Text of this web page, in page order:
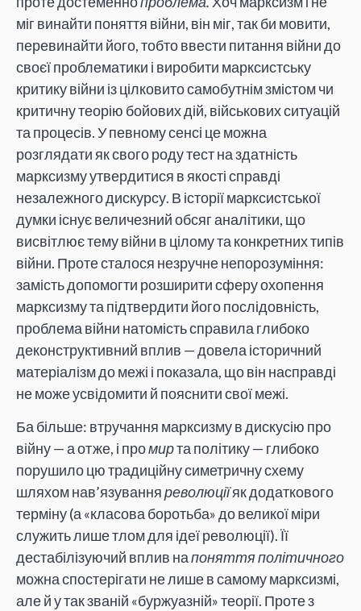
міг винайти поняття війни, він міг, так би мовити,
перевинайти його, тобто ввести питання війни до
своєї проблематики і виробити марксистську
критику війни із цілковито самобутнім змістом чи
критичну теорію бойових дій, військових ситуацій
та процесів. У певному сенсі це можна
розглядати як свого роду тест на здатність
марксизму утвердитися в якості справді
незалежного дискурсу. В історії марксистської
думки існує величезний обсяг аналітики, що
висвітлює тему війни в цілому та конкретних типів
війни. Проте сталося незручне непорозуміння:
замість допомогти розширити сферу охопення
марксизму та підтвердити його послідовність,
проблема війни натомість справила глибоко
деконструктивний вплив — довела історичний
матеріалізм до межі і показала, що він насправді
не може усвідомити й пояснити свої межі.
Ба більше: втручання марксизму в дискусію про
війну — а отже, і промирта політику — глибоко
порушило цю традиційну симетричну схему
шляхом нав’язуванняреволюціїяк додаткового
терміну (а «класова боротьба» до великої міри
служить лише тлом для ідеї революції). Її
дестабілізуючий вплив напоняття політичного
можна спостерігати не лише в самому марксизмі,
але й у так званій «буржуазній» теорії. Проте з